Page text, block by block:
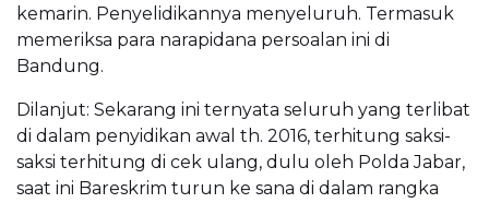
kemarin. Penyelidikannya menyeluruh. Termasuk
memeriksa para narapidana persoalan ini di
Bandung.
Dilanjut: Sekarang ini ternyata seluruh yang terlibat
di dalam penyidikan awal th. 2016, terhitung saksi-
saksi terhitung di cek ulang, dulu oleh Polda Jabar,
saat ini Bareskrim turun ke sana di dalam rangka